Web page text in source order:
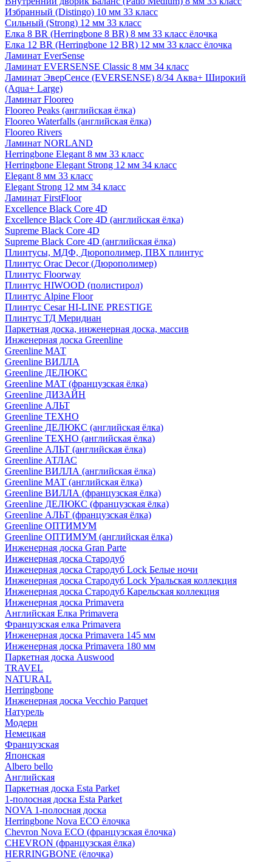
Избранный (Distingo) 10 мм 33 класс
Сильный (Strong) 12 мм 33 класс
Елка 8 BR (Herringbone 8 BR) 8 мм 33 класс ёлочка
Елка 12 BR (Herringbone 12 BR) 12 мм 33 класс ёлочка
Ламинат EverSense
Ламинат EVERSENSE Classic 8 мм 34 класс
Ламинат ЭверСенсе (EVERSENSE) 8/34 Аква+ Широкий
(Aqua+ Large)
Ламинат Flooreo
Flooreo Peaks (английская ёлка)
Flooreo Waterfalls (английская ёлка)
Flooreo Rivers
Ламинат NORLAND
Herringbone Elegant 8 мм 33 класс
Herringbone Elegant Strong 12 мм 34 класс
Elegant 8 мм 33 класс
Elegant Strong 12 мм 34 класс
Ламинат FirstFloor
Excellence Black Core 4D
Excellence Black Core 4D (английская ёлка)
Supreme Black Core 4D
Supreme Black Core 4D (английская ёлка)
Плинтусы, МДФ, Дюрополимер, ПВХ плинтус
Плинтус Orac Decor (Дюрополимер)
Плинтус Floorway
Плинтус HIWOOD (полистирол)
Плинтус Alpine Floor
Плинтус Cesar HI-LINE PRESTIGE
Плинтус ТД Меридиан
Паркетная доска, инженерная доска, массив
Инженерная доска Greenline
Greenline МАТ
Greenline ВИЛЛА
Greenline ДЕЛЮКС
Greenline МАТ (французская ёлка)
Greenline ДИЗАЙН
Greenline АЛЬТ
Greenline ТЕХНО
Greenline ДЕЛЮКС (английская ёлка)
Greenline ТЕХНО (английская ёлка)
Greenline АЛЬТ (английская ёлка)
Greenline АТЛАС
Greenline ВИЛЛА (английская ёлка)
Greenline МАТ (английская ёлка)
Greenline ВИЛЛА (французская ёлка)
Greenline ДЕЛЮКС (французская ёлка)
Greenline АЛЬТ (французская ёлка)
Greenline ОПТИМУМ
Greenline ОПТИМУМ (английская ёлка)
Инженерная доска Gran Parte
Инженерная доска Стародуб
Инженерная доска Стародуб Lock Белые ночи
Инженерная доска Стародуб Lock Уральская коллекция
Инженерная доска Стародуб Карельская коллекция
Инженерная доска Primavera
Английская Елка Primavera
Французская елка Primavera
Инженерная доска Primavera 145 мм
Инженерная доска Primavera 180 мм
Паркетная доска Auswood
TRAVEL
NATURAL
Herringbone
Инженерная доска Vecchio Parquet
Натурель
Модерн
Немецкая
Французская
Японская
Albero bello
Английская
Паркетная доска Esta Parket
1-полосная доска Esta Parket
NOVA 1-полосная доска
Herringbone Nova ECO ёлочка
Chevron Nova ECO (французская ёлочка)
CHEVRON (французская ёлка)
HERRINGBONE (ёлочка)